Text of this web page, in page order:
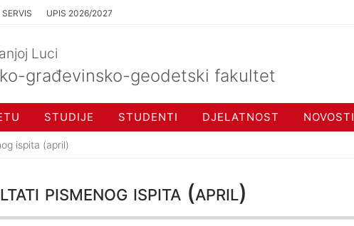
UPIS 2026/2027
Luci
građevinsko-geodetski fakultet
STUDIJE STUDENTI DJELATNOST NOVOSTI
ispita (april)
pismenog ispita (april)